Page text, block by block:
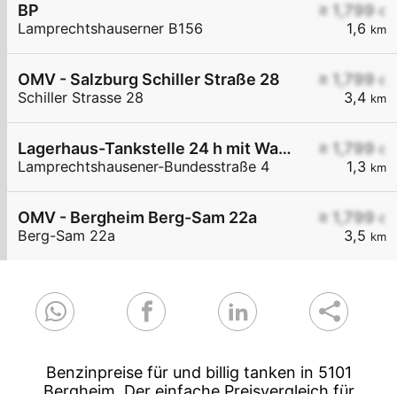
≥ 1,799 €
1,6 km
BP
Lamprechtshauserner B156
≥ 1,799 €
3,4 km
OMV - Salzburg Schiller Straße 28
Schiller Strasse 28
≥ 1,799 €
1,3 km
Lagerhaus-Tankstelle 24 h mit Waschportal
Lamprechtshausener-Bundesstraße 4
≥ 1,799 €
3,5 km
OMV - Bergheim Berg-Sam 22a
Berg-Sam 22a
Benzinpreise für und billig tanken in 5101